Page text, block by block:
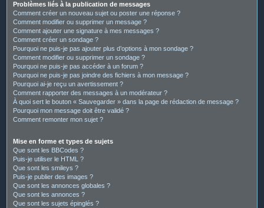
Problèmes liés à la publication de messages
Comment créer un nouveau sujet ou poster une réponse ?
Comment modifier ou supprimer un message ?
Comment ajouter une signature à mes messages ?
Comment créer un sondage ?
Pourquoi ne puis-je pas ajouter plus d’options à mon sondage ?
Comment modifier ou supprimer un sondage ?
Pourquoi ne puis-je pas accéder à un forum ?
Pourquoi ne puis-je pas joindre des fichiers à mon message ?
Pourquoi ai-je reçu un avertissement ?
Comment rapporter des messages à un modérateur ?
À quoi sert le bouton « Sauvegarder » dans la page de rédaction de message ?
Pourquoi mon message doit être validé ?
Comment remonter mon sujet ?
Mise en forme et types de sujets
Que sont les BBCodes ?
Puis-je utiliser le HTML ?
Que sont les smileys ?
Puis-je publier des images ?
Que sont les annonces globales ?
Que sont les annonces ?
Que sont les sujets épinglés ?